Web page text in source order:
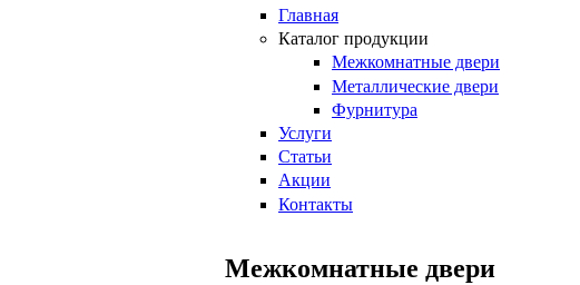
Главная
Каталог продукции
Межкомнатные двери
Металлические двери
Фурнитура
Услуги
Статьи
Акции
Контакты
Межкомнатные двери